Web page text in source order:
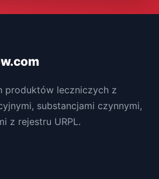
produktów leczniczych z
substancjami czynnymi,
z rejestru URPL.